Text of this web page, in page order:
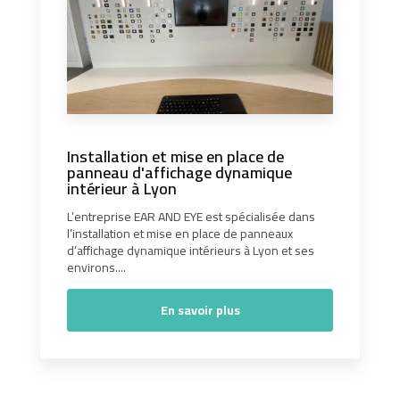
Installation et mise en place de
panneau d'affichage dynamique
intérieur à Lyon
L’entreprise EAR AND EYE est spécialisée dans
l’installation et mise en place de panneaux
d’affichage dynamique intérieurs à Lyon et ses
environs....
En savoir plus